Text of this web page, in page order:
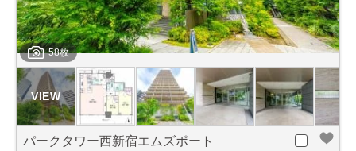
58枚
パークタワー西新宿エムズポート